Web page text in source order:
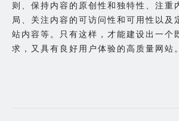
则、保持内容的原创性和独特性、注重
局、关注内容的可访问性和可用性以及
站内容等。只有这样，才能建设出一个
求，又具有良好用户体验的高质量网站。